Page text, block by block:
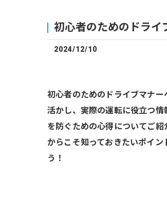
初心者のためのドライ
2024/12/10
初心者のためのドライブマナ
活かし、実際の運転に役立つ
を防ぐための心得についてご
からこそ知っておきたいポイ
う！